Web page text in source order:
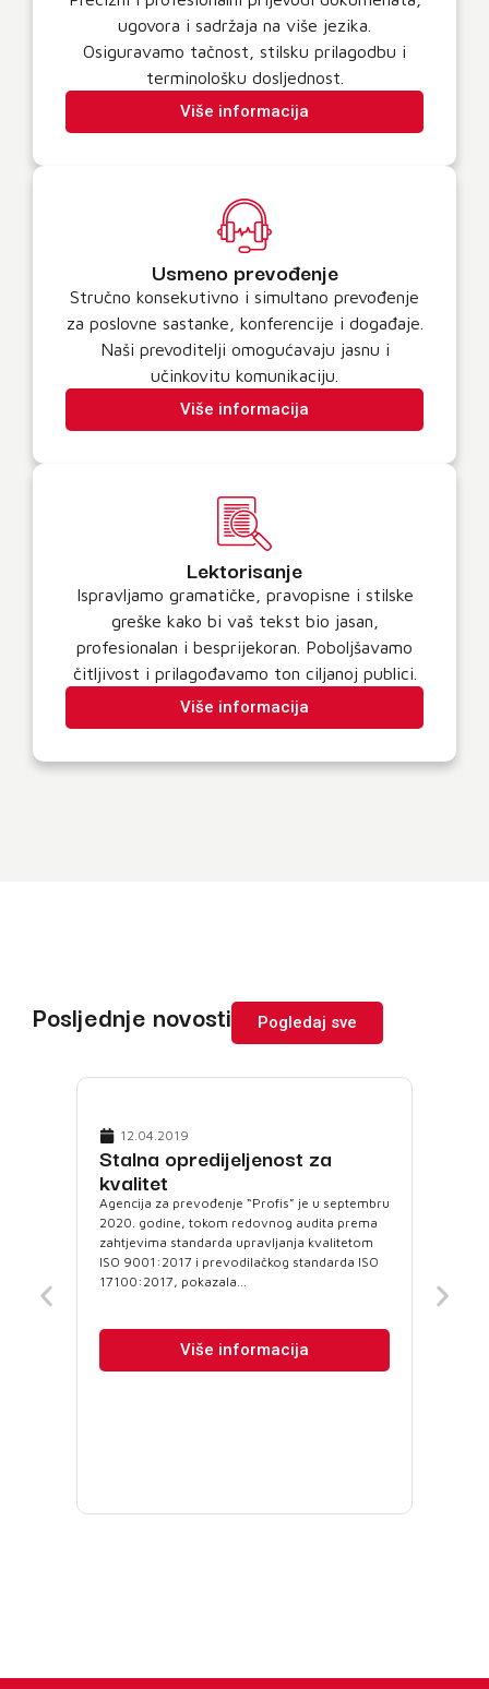
ugovora i sadržaja na više jezika.
Osiguravamo tačnost, stilsku prilagodbu i
terminološku dosljednost.
Više informacija
Usmeno prevođenje
Stručno konsekutivno i simultano prevođenje
za poslovne sastanke, konferencije i događaje.
Naši prevoditelji omogućavaju jasnu i
učinkovitu komunikaciju.
Više informacija
Lektorisanje
Ispravljamo gramatičke, pravopisne i stilske
greške kako bi vaš tekst bio jasan,
profesionalan i besprijekoran. Poboljšavamo
čitljivost i prilagođavamo ton ciljanoj publici.
Više informacija
Posljednje novosti Pogledaj sve
12.04.2019
Stalna opredijeljenost za
kvalitet
Agencija za prevođenje “Profis” je u septembru
2020. godine, tokom redovnog audita prema
zahtjevima standarda upravljanja kvalitetom
ISO 9001:2017 i prevodilačkog standarda ISO
17100:2017, pokazala...
Više informacija